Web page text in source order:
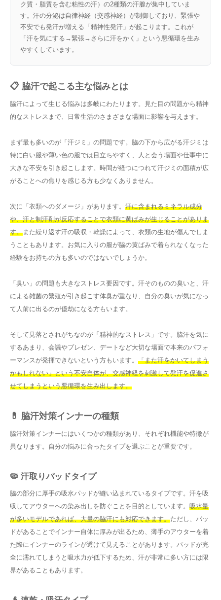
ク質・脂質を含む粘性の汗）の2種類の汗腺が集中していま
す。汗の分泌は自律神経（交感神経）が制御しており、緊張や
不安でも発汗が増える「精神性発汗」が起こります。これが
「汗を気にする→緊張→さらに汗をかく」という悪循環を生み
やすくしています。
📋 脇汗で起こる主な悩みとは
脇汗によって生じる悩みは多岐にわたります。見た目の問題から精神
的なストレスまで、日常生活のさまざまな場面に影響を与えます。
まず最も多いのが「汗ジミ」の問題です。脇の下から広がる汗ジミは
特に白い服や薄い色の服では目立ちやすく、人と会う場面や仕事中に
大きな不安を引き起こします。時間が経つにつれて汗ジミの面積が広
がることへの焦りを感じる方も少なくありません。
次に「衣類へのダメージ」があります。 汗に含まれるミネラル成分
や、汗と制汗剤が反応することで衣類に黄ばみが生じることがありま
す。また繰り返す汗の吸収・乾燥によって、衣類の生地が傷んでしま
うこともあります。お気に入りの服が脇の黄ばみで着られなくなった
経験をお持ちの方も多いのではないでしょうか。
「臭い」の問題も大きなストレス要因です。汗そのものの臭いと、汗
による雑菌の繁殖が引き起こす体臭が重なり、自分の臭いが気になっ
て人前に出るのが億劫になる方もいます。
そして見落とされがちなのが「精神的なストレス」です。脇汗を気に
するあまり、会議やプレゼン、デートなど大切な場面で本来のパフォ
ーマンスが発揮できないという方もいます。 「また汗をかいてしまう
かもしれない」という不安自体が、交感神経を刺激して発汗を促進さ
せてしまうという悪循環を生み出します。
💊 脇汗対策インナーの種類
脇汗対策インナーにはいくつかの種類があり、それぞれ機能や特徴が
異なります。自分の悩みに合ったタイプを選ぶことが重要です。
🦠 汗取りパッドタイプ
脇の部分に厚手の吸水パッドが縫い込まれているタイプです。汗を吸
収してアウターへの染み出しを防ぐことを目的としています。 吸水量
が多いモデルであれば、大量の脇汗にも対応できます。ただし、パッ
ドがあることでインナー自体に厚みが出るため、薄手のアウターを着
た際にインナーのラインが透けて見えることがあります。パッドが完
全に濡れてしまうと吸水力が低下するため、汗が非常に多い方には限
界があることもあります。